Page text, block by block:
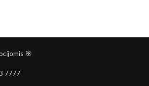
🎯
7777